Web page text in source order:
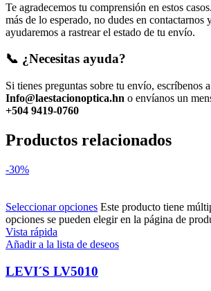
Te agradecemos tu comprensión en estos
más de lo esperado, no dudes en contactarnos
ayudaremos a rastrear el estado de tu envío.
📞 ¿Necesitas ayuda?
Si tienes preguntas sobre tu envío, escríbenos a
Info@laestacionoptica.hn o envíanos un
+504 9419-0760
Productos relacionados
-30%
Seleccionar opciones Este producto tiene
opciones se pueden elegir en la página de
Vista rápida
Añadir a la lista de deseos
LEVI´S LV5010